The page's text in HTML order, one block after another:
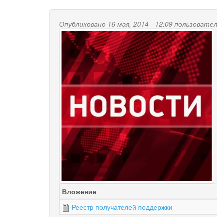
Опубликовано 16 мая, 2014 - 12:09
Вложение
Реестр получателей поддержки